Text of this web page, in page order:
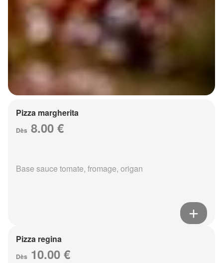
Pizza margherita
Dès 8.00 €
Base sauce tomate, fromage, origan
Pizza regina
Dès 10.00 €